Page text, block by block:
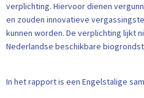
verplichting. Hiervoor dienen
en zouden innovatieve
kunnen worden. De verplichting lijkt
Nederlandse beschikbare
In het rapport is een Engelstalige